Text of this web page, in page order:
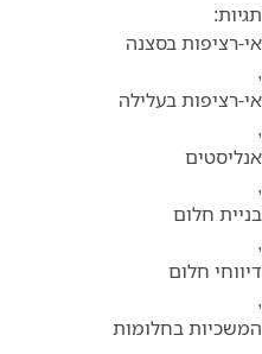
תגיות:
אי-רציפות בסצנה
,
אי-רציפות בעלילה
,
אנליסטים
,
בניית חלום
,
דיווחי חלום
,
המשכיות בחלומות